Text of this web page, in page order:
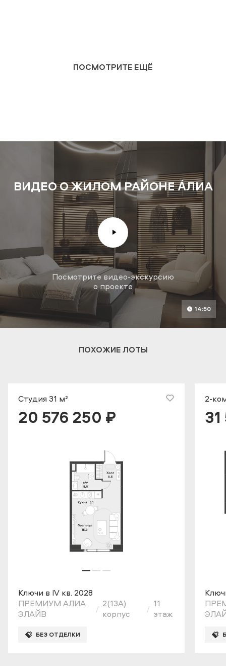
ПОСМОТРИТЕ ЕЩЁ
ВИДЕО О ЖИЛОМ РАЙОНЕ А́ЛИА
Посмотрите видео-экскурсию
о проекте
14:50
ПОХОЖИЕ ЛОТЫ
Студия 31 м²
20 576 250 ₽
Ключи в IV кв. 2028
ПРЕМИУМ АЛИА
ЭЛАЙВ
2(13A)
корпус
11
этаж
БЕЗ ОТДЕЛКИ
2-